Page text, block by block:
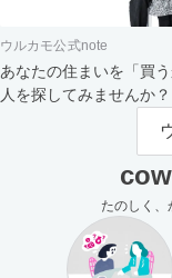
ウルカモ公式note
あなたの住まいを「買
人を探してみませんか？
たのしく